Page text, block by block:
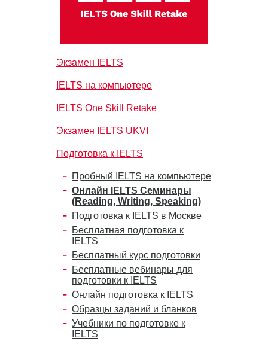
Экзамен IELTS
IELTS на компьютере
IELTS One Skill Retake
Экзамен IELTS UKVI
Подготовка к IELTS
Пробный IELTS на компьютере
Онлайн IELTS Семинары
(Reading, Writing, Speaking)
Подготовка к IELTS в Москве
Бесплатная подготовка к
IELTS
Бесплатный курс подготовки
Бесплатные вебинары для
подготовки к IELTS
Онлайн подготовка к IELTS
Образцы заданий и бланков
Учебники по подготовке к
IELTS